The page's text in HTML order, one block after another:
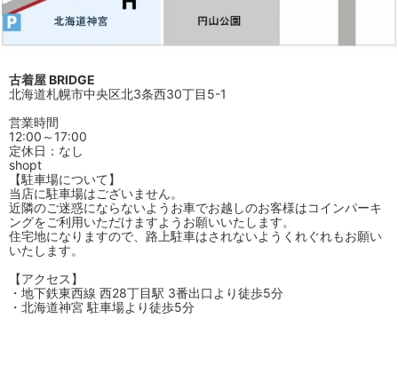
古着屋 BRIDGE
北海道札幌市中央区北3条西30丁目5-1
営業時間
12:00～17:00
定休日：なし
shopt
【駐車場について】
当店に駐車場はございません。
近隣のご迷惑にならないようお車でお越しのお客様はコインパーキ
ングをご利用いただけますようお願いいたします。
住宅地になりますので、路上駐車はされないようくれぐれもお願い
いたします。
【アクセス】
・地下鉄東西線 西28丁目駅 3番出口より徒歩5分
・北海道神宮 駐車場より徒歩5分